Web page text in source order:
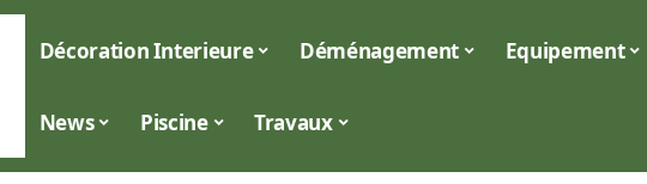
Décoration Interieure Déménagement Equipement
News Piscine Travaux